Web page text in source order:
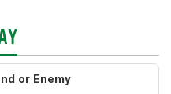
or Enemy